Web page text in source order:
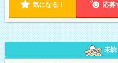
気になる！ 応募
未読